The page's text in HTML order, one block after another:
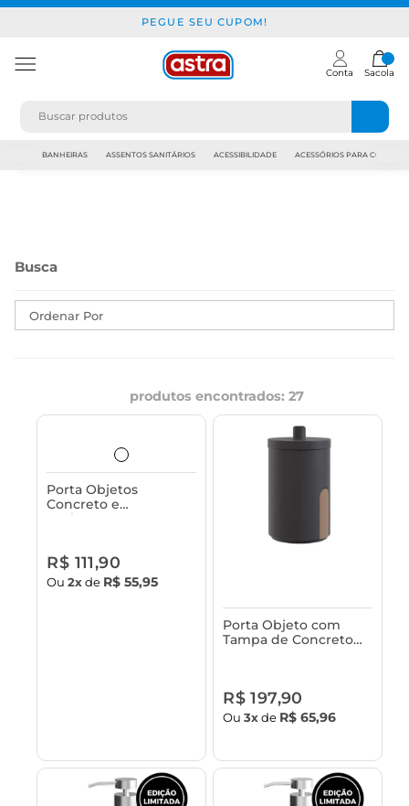
PEGUE SEU CUPOM!
Conta Sacola
BANHEIRAS ASSENTOS SANITÁRIOS ACESSIBILIDADE ACESSÓRIOS PARA
Ordenar Por
produtos encontrados: 27
Porta Objetos
Concreto e
Acabamento em
R$ 111,90
Ou2xde R$ 55,95
Porta Objeto com
Tampa de Concreto
R$ 197,90
Ou3xde R$ 65,96